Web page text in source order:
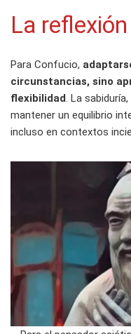
La
Para Confucio,
circunstancias, sino
flexibilidad. La
mantener un equilibrio
incluso en contextos